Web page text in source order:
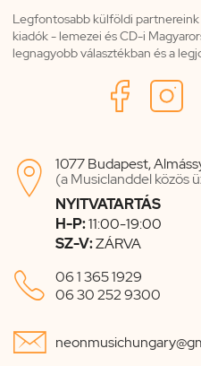
Legfontosabb külföldi partnereink
kiadók - lemezei és CD-i
legnagyobb választékban és a

1077 Budapest,
(a Musiclanddel közös
NYITVATARTÁS
H-P:11:00-19:00
SZ-V:ZÁRVA
 06 1 365 1929
06 30 252 9300
